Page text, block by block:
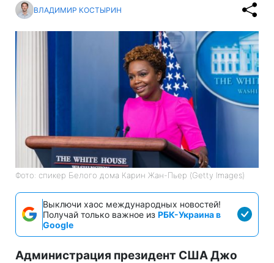
ВЛАДИМИР КОСТЫРИН
Фото: спикер Белого дома Карин Жан-Пьер (Getty Images)
Выключи хаос международных новостей!
Получай только важное из РБК-Украина в
Google
Администрация президент США Джо